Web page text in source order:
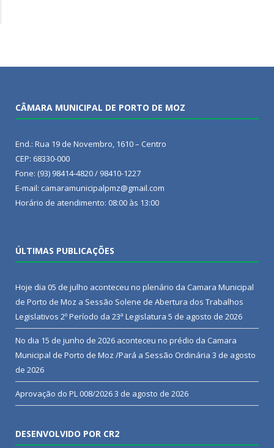
CÂMARA MUNICIPAL DE PORTO DE MOZ
End.: Rua 19 de Novembro, 1610 – Centro
CEP: 68330-000
Fone: (93) 98414-4820 / 98410-1227
E-mail: camaramunicipalpmz@gmail.com
Horário de atendimento: 08:00 às 13:00
ÚLTIMAS PUBLICAÇÕES
Hoje dia 05 de julho aconteceu no plenário da Camara Municipal
de Porto de Moz a Sessão Solene de Abertura dos Trabalhos
Legislativos 2º Período da 23ª Legislatura 5 de agosto de 2026
No dia 15 de junho de 2026 aconteceu no prédio da Camara
Municipal de Porto de Moz /Pará a Sessão Ordinária 3 de agosto
de 2026
Aprovação do PL 008/20263 de agosto de 2026
DESENVOLVIDO POR CR2